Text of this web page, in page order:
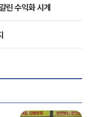
린 수익화 시계